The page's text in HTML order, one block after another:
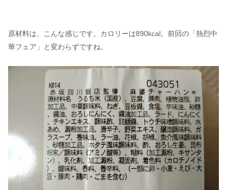
原材料は、こんな感じです。カロリーは890kcal。前回の「熱烈中
華フェア」と変わらずですね。